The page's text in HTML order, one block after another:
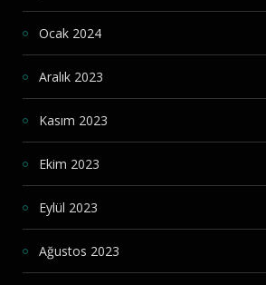
Ocak 2024
Aralık 2023
Kasım 2023
Ekim 2023
Eylül 2023
Ağustos 2023